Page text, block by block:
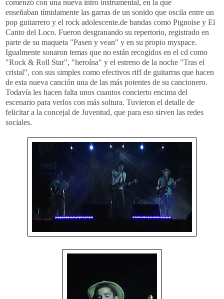
comenzó con una nueva intro instrumental, en la que
enseñaban tímidamente las garras de un sonido que oscila entre un
pop guitarrero y el rock adolescente.de bandas como Pignoise y El
Canto del Loco. Fueron desgranando su repertorio, registrado en
parte de su maqueta "Pasen y vean" y en su propio myspace.
Igualmente sonaron temas que no están recogidos en el cd como
"Rock & Roll Star", "heroína" y el estreno de la noche "Tras el
cristal", con sus simples como efectivos riff de guitarras que hacen
de esta nueva canción una de las más potentes de su cancionero.
Todavía les hacen falta unos cuantos concierto encima del
escenario para verlos con más soltura. Tuvieron el detalle de
felicitar a la concejal de Juventud, que para eso sirven las redes
sociales.